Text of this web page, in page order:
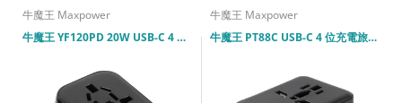
牛魔王 Maxpower
牛魔王 YF120PD 20W USB-C 4 位充電旅遊插座
牛魔王 Maxpower
牛魔王 PT88C USB-C 4 位充電旅遊插座